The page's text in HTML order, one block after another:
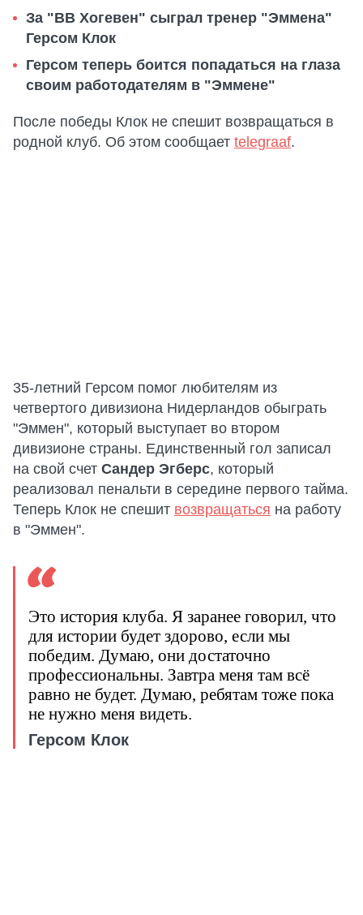
За "ВВ Хогевен" сыграл тренер "Эммена"
Герсом Клок
Герсом теперь боится попадаться на глаза
своим работодателям в "Эммене"
После победы Клок не спешит возвращаться в
родной клуб. Об этом сообщает telegraaf.
35-летний Герсом помог любителям из
четвертого дивизиона Нидерландов обыграть
"Эммен", который выступает во втором
дивизионе страны. Единственный гол записал
на свой счет Сандер Эгберс, который
реализовал пенальти в середине первого тайма.
Теперь Клок не спешит возвращаться на работу
в "Эммен".
Это история клуба. Я заранее говорил, что
для истории будет здорово, если мы
победим. Думаю, они достаточно
профессиональны. Завтра меня там всё
равно не будет. Думаю, ребятам тоже пока
не нужно меня видеть.
Герсом Клок